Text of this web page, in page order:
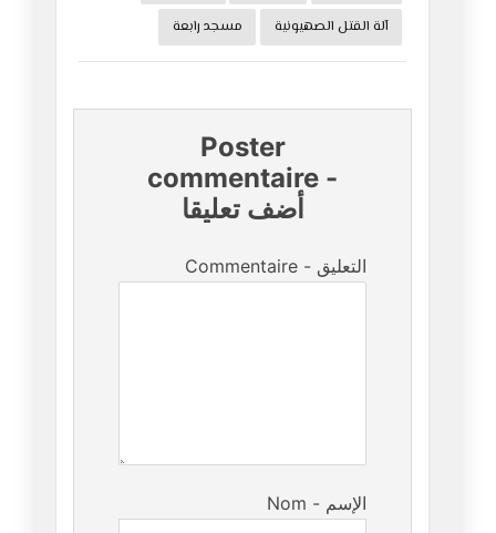
آلة القتل الصهيونية
مسجد رابعة
Poster
commentaire -
أضف تعليقا
Commentaire - التعليق
Nom - الإسم